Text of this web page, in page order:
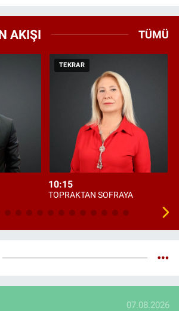
AKIŞI TÜMÜ
TEKRAR
10:15
TOPRAKTAN SOFRAYA
07.08.2026